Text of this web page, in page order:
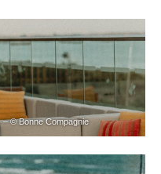
– © Bonne Compagnie